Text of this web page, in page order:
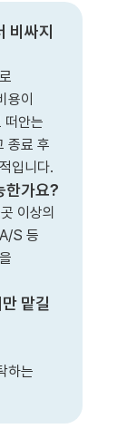
비싸지
용이
떠안는
종료 후
입니다.
한가요?
이상의
S 등
맡길
하는